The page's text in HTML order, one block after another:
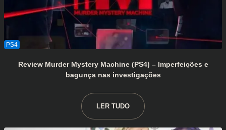
Review Murder Mystery Machine (PS4) – Imperfeições e
bagunça nas investigações
LER TUDO